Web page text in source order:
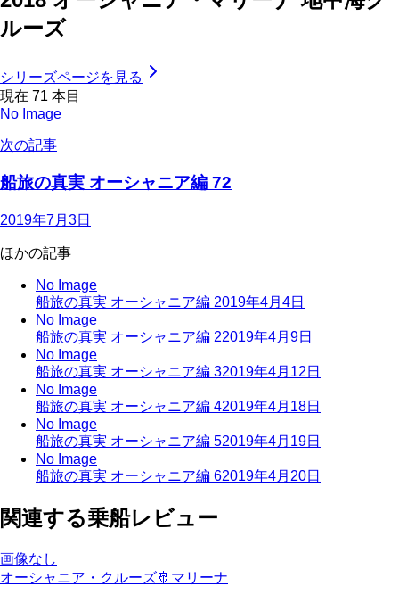
ルーズ
シリーズページを見る
現在 71 本目
No Image
次の記事
船旅の真実 オーシャニア編 72
2019年7月3日
ほかの記事
No Image
船旅の真実 オーシャニア編 2019年4月4日
No Image
船旅の真実 オーシャニア編 22019年4月9日
No Image
船旅の真実 オーシャニア編 32019年4月12日
No Image
船旅の真実 オーシャニア編 42019年4月18日
No Image
船旅の真実 オーシャニア編 52019年4月19日
No Image
船旅の真実 オーシャニア編 62019年4月20日
関連する乗船レビュー
画像なし
オーシャニア・クルーズ🚢 マリーナ